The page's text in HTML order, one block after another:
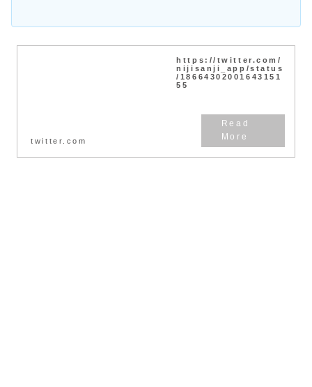
https://twitter.com/
nijisanji_app/status
/18664302001643151
55
twitter.com